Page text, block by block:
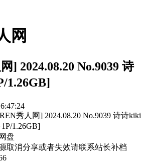
网
] 2024.08.20 No.9039 诗
1.26GB]
秀人网] 2024.08.20 No.9039 诗诗kiki
1.26GB]
盘
取消分享或者失效请联系站长补档